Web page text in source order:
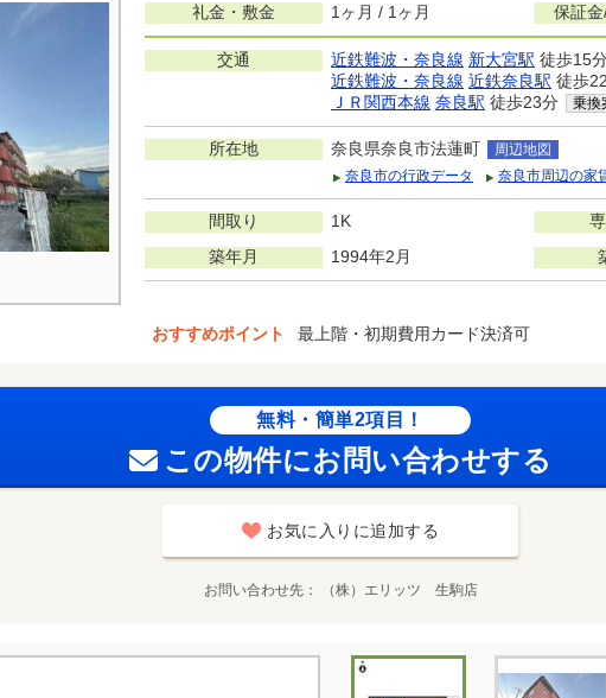
礼金・敷金
1ヶ月 / 1ヶ月 保証
交通 近鉄難波・奈良線 新大宮駅 徒歩15
近鉄難波・奈良線 近鉄奈良駅 徒歩
ＪＲ関西本線 奈良駅 徒歩23分 乗換
所在地 奈良県奈良市法蓮町
周辺地図
奈良市の行政データ
奈良市周辺の家
間取り 1K
築年月 1994年2月
おすすめポイント 最上階・初期費用カード決済可
無料・簡単2項目！
この物件にお問い合わせする
お気に入りに追加する
お問い合わせ先 （株）エリッツ 生駒店